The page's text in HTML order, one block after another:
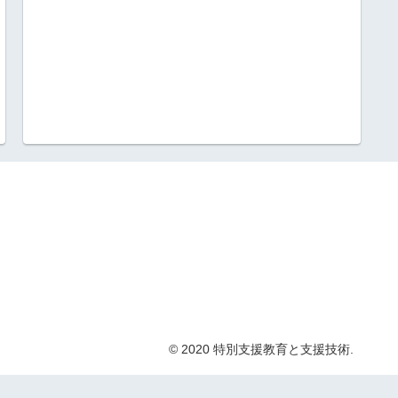
© 2020 特別支援教育と支援技術.